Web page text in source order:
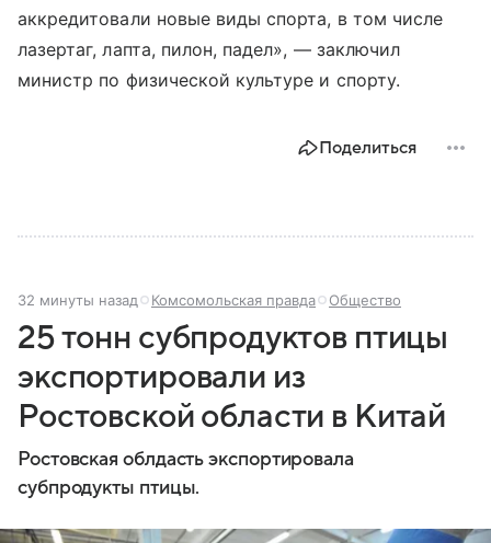
аккредитовали новые виды спорта, в том числе
лазертаг, лапта, пилон, падел», — заключил
министр по физической культуре и спорту.
Поделиться
32 минуты назад Комсомольская правда Общество
25 тонн субпродуктов птицы
экспортировали из
Ростовской области в Китай
Ростовская облдасть экспортировала
субпродукты птицы.